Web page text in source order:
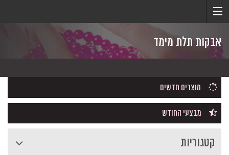
אבקות תלת מימד
מוצרים חדשים
מבצעי החודש
קטגוריות